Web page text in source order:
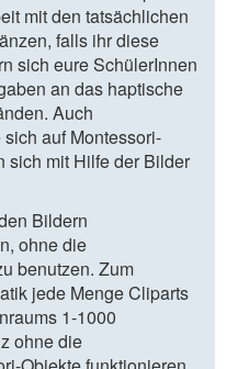
mit den tatsächlichen
falls ihr diese
sich eure SchülerInnen
an das haptische
Auch
auf Montessori-
sich mit Hilfe der Bilder
Bildern
ohne die
benutzen. Zum
jede Menge Cliparts
1-1000
ohne die